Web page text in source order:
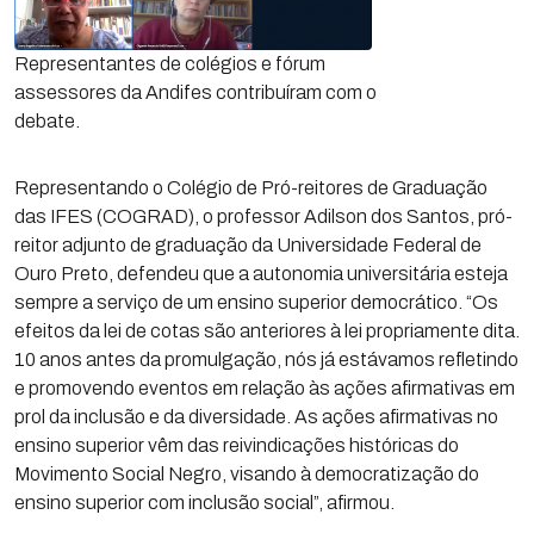
Representantes de colégios e fórum
assessores da Andifes contribuíram com o
debate.
Representando o Colégio de Pró-reitores de Graduação
das IFES (COGRAD), o professor Adilson dos Santos, pró-
reitor adjunto de graduação da Universidade Federal de
Ouro Preto, defendeu que a autonomia universitária esteja
sempre a serviço de um ensino superior democrático. “Os
efeitos da lei de cotas são anteriores à lei propriamente dita.
10 anos antes da promulgação, nós já estávamos refletindo
e promovendo eventos em relação às ações afirmativas em
prol da inclusão e da diversidade. As ações afirmativas no
ensino superior vêm das reivindicações históricas do
Movimento Social Negro, visando à democratização do
ensino superior com inclusão social”, afirmou.